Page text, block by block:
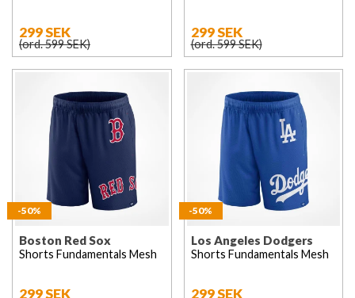
299 SEK
(ord. 599 SEK)
299 SEK
(ord. 599 SEK)
-50%
Boston Red Sox
Shorts Fundamentals Mesh
299 SEK
-50%
Los Angeles Dodgers
Shorts Fundamentals Mesh
299 SEK